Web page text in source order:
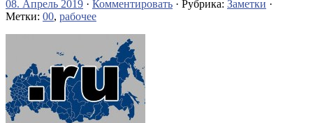
08. Апрель 2019 · Комментировать · Рубрика: Заметки ·
Метки: 00, рабочее